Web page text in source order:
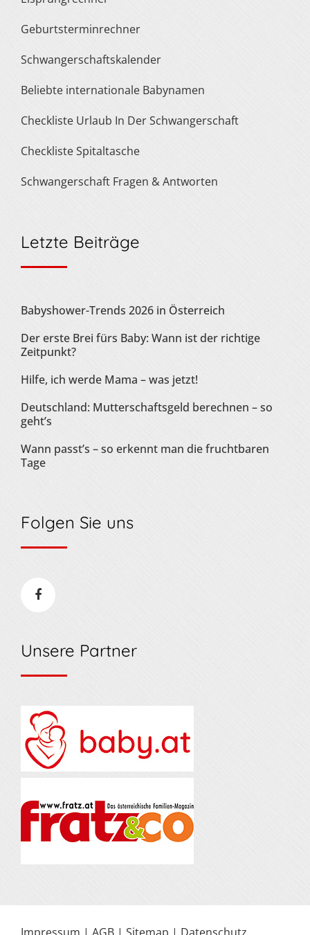
Geburtsterminrechner
Schwangerschaftskalender
Beliebte internationale Babynamen
Checkliste Urlaub In Der Schwangerschaft
Checkliste Spitaltasche
Schwangerschaft Fragen & Antworten
Letzte Beiträge
Babyshower-Trends 2026 in Österreich
Der erste Brei fürs Baby: Wann ist der richtige
Zeitpunkt?
Hilfe, ich werde Mama – was jetzt!
Deutschland: Mutterschaftsgeld berechnen – so
geht’s
Wann passt’s – so erkennt man die fruchtbaren
Tage
Folgen Sie uns
Unsere Partner